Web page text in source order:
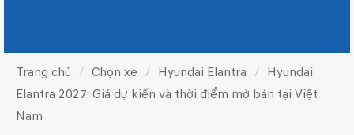
Trang chủ Chọn xe Hyundai Elantra
Hyundai
Elantra 2027: Giá dự kiến và thời điểm mở bán tại Việt
Nam